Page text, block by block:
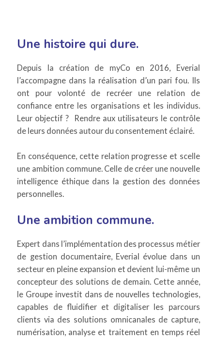
Une histoire qui dure.
Depuis la création de myCo en 2016, Everial
l’accompagne dans la réalisation d’un pari fou. Ils
ont pour volonté de recréer une relation de
confiance entre les organisations et les individus.
Leur objectif ? Rendre aux utilisateurs le contrôle
de leurs données autour du consentement éclairé.
En conséquence, cette relation progresse et scelle
une ambition commune. Celle de créer une nouvelle
intelligence éthique dans la gestion des données
personnelles.
Une ambition commune.
Expert dans l’implémentation des processus métier
de gestion documentaire, Everial évolue dans un
secteur en pleine expansion et devient lui-même un
concepteur des solutions de demain. Cette année,
le Groupe investit dans de nouvelles technologies,
capables de fluidifier et digitaliser les parcours
clients via des solutions omnicanales de capture,
numérisation, analyse et traitement en temps réel